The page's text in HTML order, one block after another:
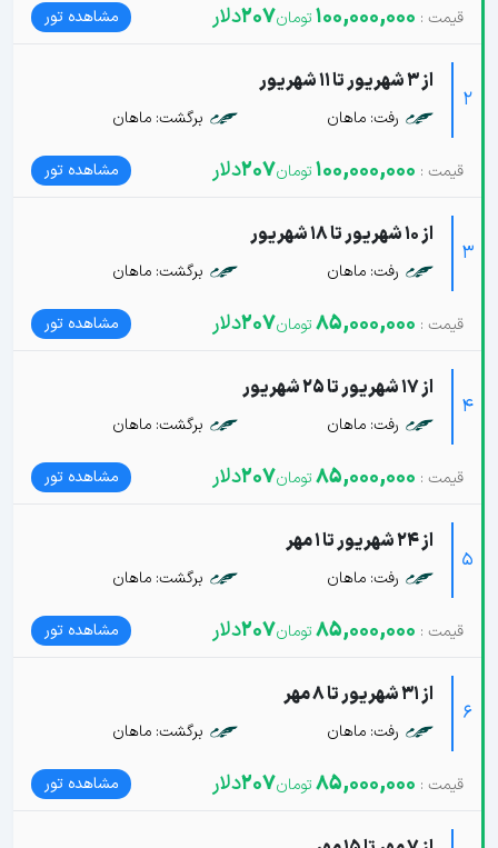
100,000,000
207دلار مشاهده تور
2
از 3 شهریور تا 11 شهریور
رفت: ماهان برگشت: ماهان
100,000,000
207دلار مشاهده تور
3
از 10 شهریور تا 18 شهریور
رفت: ماهان برگشت: ماهان
85,000,000
207دلار مشاهده تور
4
از 17 شهریور تا 25 شهریور
رفت: ماهان برگشت: ماهان
85,000,000
207دلار مشاهده تور
5
از 24 شهریور تا 1 مهر
رفت: ماهان برگشت: ماهان
85,000,000
207دلار مشاهده تور
6
از 31 شهریور تا 8 مهر
رفت: ماهان برگشت: ماهان
85,000,000
207دلار مشاهده تور